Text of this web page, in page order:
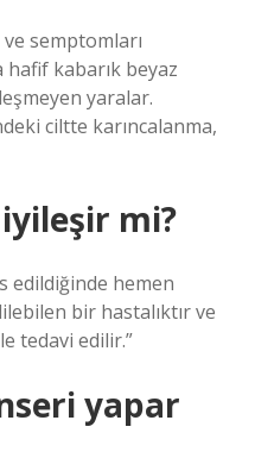
semptomları
hafif kabarık beyaz
yaralar.
ciltte karıncalanma,
mi?
edildiğinde hemen
bir hastalıktır ve
tedavi edilir.”
yapar